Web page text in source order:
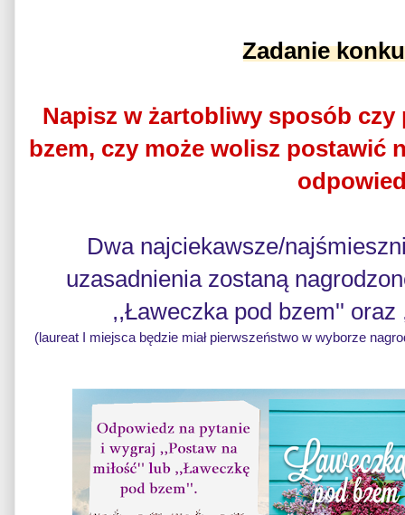
Zadanie
Napisz w żartobliwy sposób czy
bzem, czy może wolisz postawić
Dwa najciekawsze/
uzasadnienia zostaną
,,Ławeczka pod bzem'' oraz
(laureat I miejsca będzie miał pierwszeństwo w wyborze